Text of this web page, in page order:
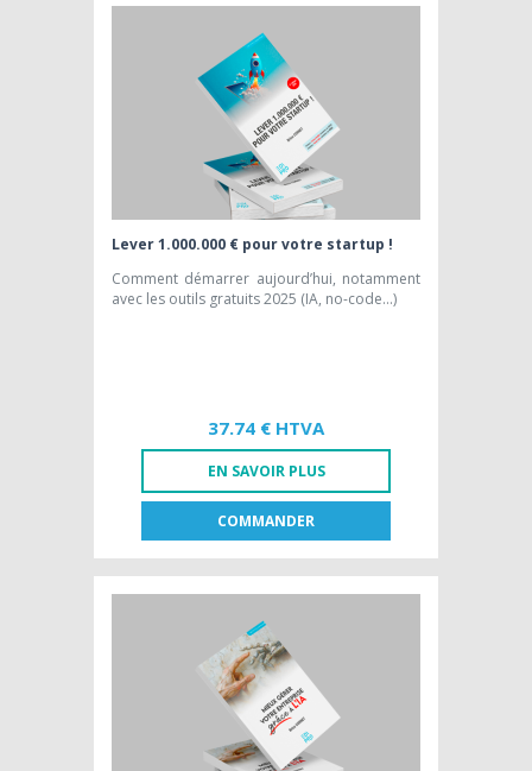
Lever 1.000.000 € pour votre startup !
Comment démarrer aujourd’hui, notamment
avec les outils gratuits 2025 (IA, no-code…)
37.74 € HTVA
EN SAVOIR PLUS
COMMANDER
NL